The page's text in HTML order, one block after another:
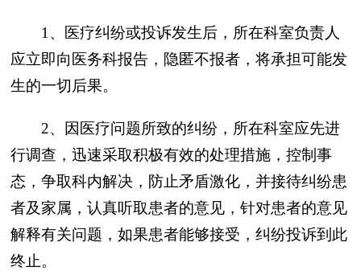
1、医疗纠纷或投诉发生后，所在科室负责人
应立即向医务科报告，隐匿不报者，将承担可能发
生的一切后果。
2、因医疗问题所致的纠纷，所在科室应先进
行调查，迅速采取积极有效的处理措施，控制事
态，争取科内解决，防止矛盾激化，并接待纠纷患
者及家属，认真听取患者的意见，针对患者的意见
解释有关问题，如果患者能够接受，纠纷投诉到此
终止。